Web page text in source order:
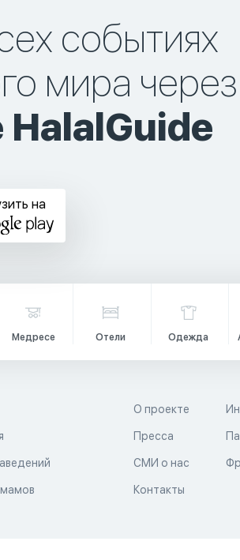
событиях
мира через
на
Медресе Отели Одежда
О проекте
Пресса
СМИ о нас
Контакты